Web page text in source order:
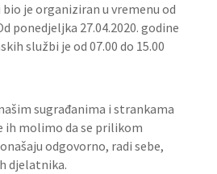
je organiziran u vremenu od
ponedjeljka 27.04.2020. godine
službi je od 07.00 do 15.00
sugrađanima i strankama
ih molimo da se prilikom
odgovorno, radi sebe,
djelatnika.